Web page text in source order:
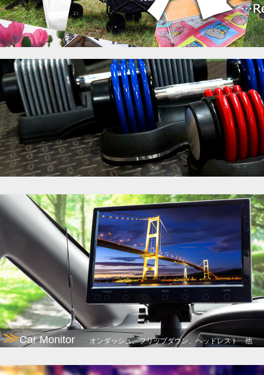
≫Car Monitor オンダッシュ、フリップダウン、ヘッドレスト 他